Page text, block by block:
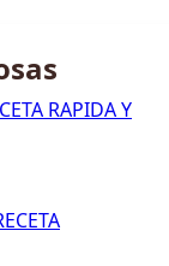
RAPIDA Y